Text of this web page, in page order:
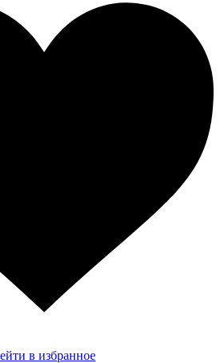
в избранное